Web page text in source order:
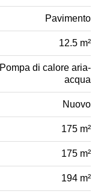
Pavimento
12.5 m²
Pompa di calore aria-
acqua
Nuovo
175 m²
175 m²
194 m²